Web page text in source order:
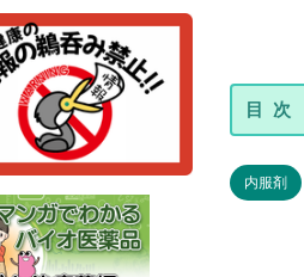
内服剤